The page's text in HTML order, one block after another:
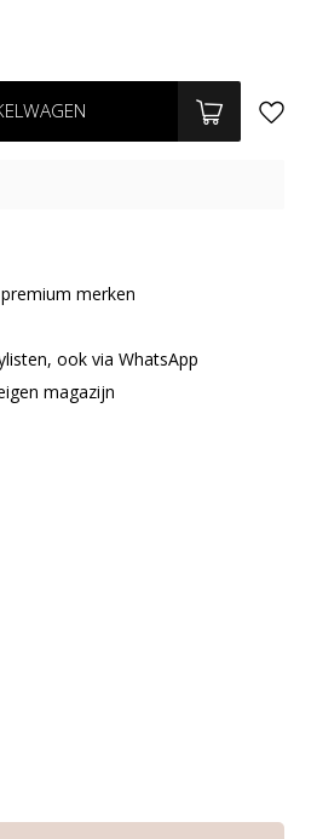
merken
ook via WhatsApp
magazijn